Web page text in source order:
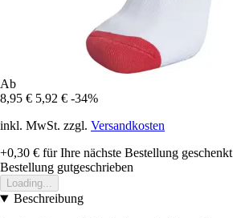
Ab
8,95 € 5,92 € -34%
inkl. MwSt. zzgl. Versandkosten
+0,30 € für Ihre nächste Bestellung geschenkt
Bestellung gutgeschrieben
Loading...
Beschreibung